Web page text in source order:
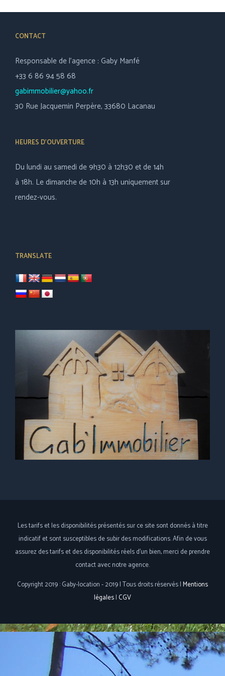
CONTACT
Responsable de l’agence : Gaby Manfé
+33 6 86 94 58 68
gabimmobilier@yahoo.fr
30 Rue Jacquemin Perpère, 33680 Lacanau
HEURES D’OUVERTURE
Du lundi au samedi de 9h30 à 12h30 et de 14h
à 18h. Le dimanche de 10h à 13h uniquement sur
rendez-vous.
TRANSLATE
Les tarifs et les disponibilités présentés sur ce site sont donnés à titre
indicatif et sont susceptibles de subir des modifications. Afin de vous
assurez des tarifs et des disponibilités réels d'un bien, merci de prendre
contact avec notre agence.
Copyright 2019 : Gaby-location - 2019 | Tous droits réservés |Mentions
légales| CGV